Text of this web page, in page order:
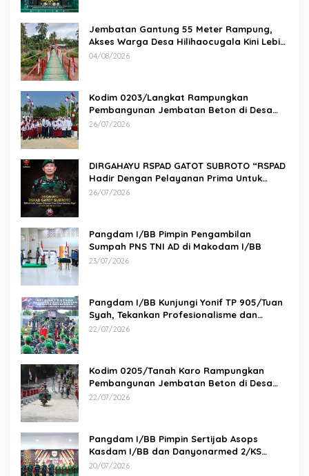
Jembatan Gantung 55 Meter Rampung,
Akses Warga Desa Hilihaocugala Kini Lebih
Aman
04/08/2026
Kodim 0203/Langkat Rampungkan
Pembangunan Jembatan Beton di Desa
Paluh Manis
26/07/2026
DIRGAHAYU RSPAD GATOT SUBROTO “RSPAD
Hadir Dengan Pelayanan Prima Untuk
Indonesia Maju” 26 JULI 1950 – 26 JULI 2026
26/07/2026
Pangdam I/BB Pimpin Pengambilan
Sumpah PNS TNI AD di Makodam I/BB
23/07/2026
Pangdam I/BB Kunjungi Yonif TP 905/Tuan
Syah, Tekankan Profesionalisme dan
Kesiapan Prajurit
22/07/2026
Kodim 0205/Tanah Karo Rampungkan
Pembangunan Jembatan Beton di Desa
Pernantin
22/07/2026
Pangdam I/BB Pimpin Sertijab Asops
Kasdam I/BB dan Danyonarmed 2/KS
serta Tradisi Korps
20/07/2026